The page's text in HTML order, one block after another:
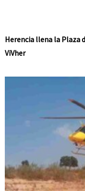
Herencia llena la Plaza
ViVher